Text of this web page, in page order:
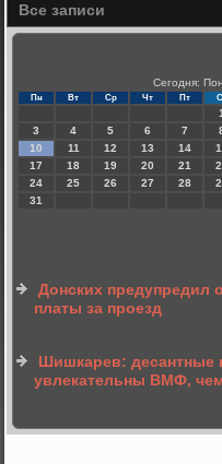
Все записи
Сегодня:
Пн Вт Ср Чт Пт
1
3
4 5 6 7
10
11 12 13 14
17
18 19 20 21
24
25 26 27 28
31
Донских предупредил
платы за проезд
Шишкарев:
увлекательны ВМФ,